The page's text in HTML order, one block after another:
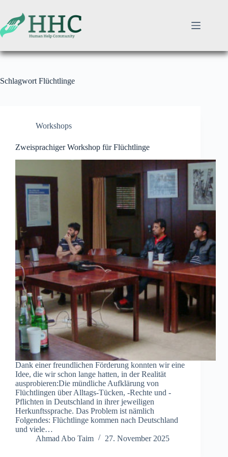
springen
Schlagwort Flüchtlinge
Workshops
Zweisprachiger Workshop für Flüchtlinge
Dank einer freundlichen Förderung konnten wir eine
Idee, die wir schon lange hatten, in der Realität
ausprobieren:Die mündliche Aufklärung von
Flüchtlingen über Alltags-Tücken, -Rechte und -
Pflichten in Deutschland in ihrer jeweiligen
Herkunftssprache. Das Problem ist nämlich
Folgendes: Flüchtlinge kommen nach Deutschland
und viele…
Ahmad Abo Taim
27. November 2025